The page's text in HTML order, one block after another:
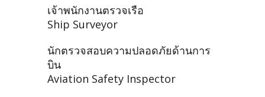
เจ้าพนักงานตรวจเรือ
Ship Surveyor
นักตรวจสอบความปลอดภัยด้านการ
บิน
Aviation Safety Inspector